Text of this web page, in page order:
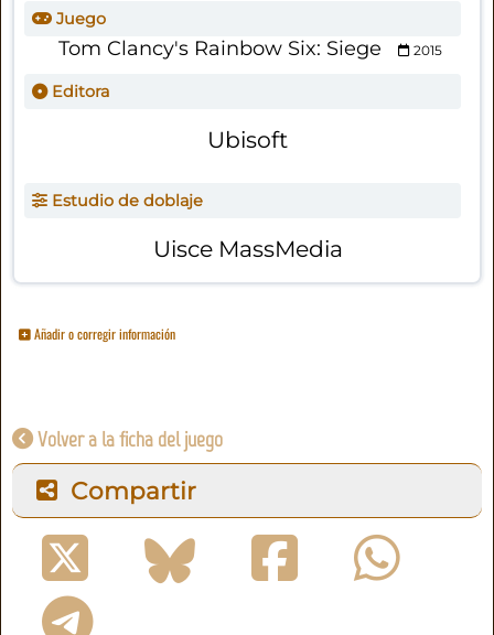
Juego
Tom Clancy's Rainbow Six: Siege 2015
Editora
Ubisoft
Estudio de doblaje
Uisce MassMedia
Añadir o corregir información
Volver a la ficha del juego
Compartir